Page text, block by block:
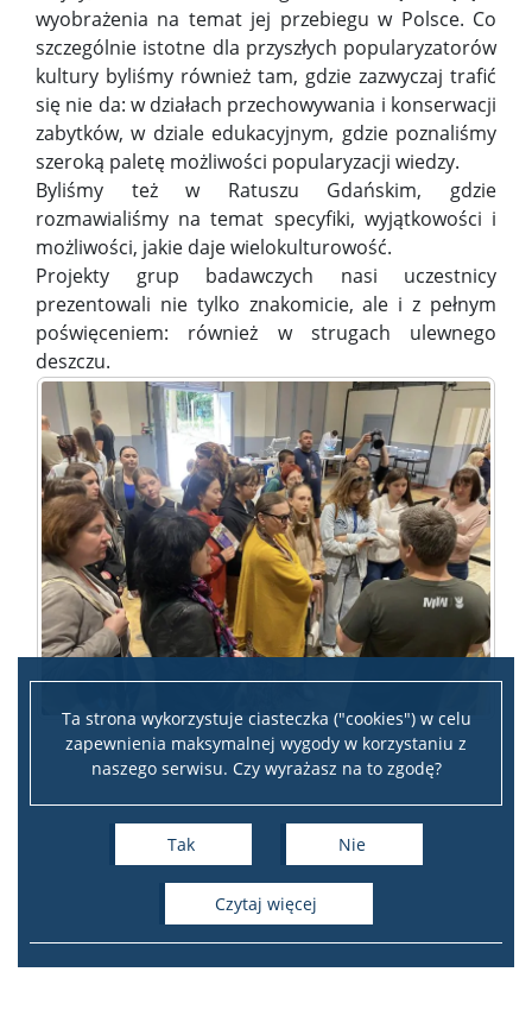
Ta strona wykorzystuje ciasteczka ("cookies") w celu
zapewnienia maksymalnej wygody w korzystaniu z
naszego serwisu. Czy wyrażasz na to zgodę?
Tak Nie
czytaj więcej
wyobrażenia na temat jej przebiegu w Polsce. Co
szczególnie istotne dla przyszłych popularyzatorów
kultury byliśmy również tam, gdzie zazwyczaj trafić
się nie da: w działach przechowywania i konserwacji
zabytków, w dziale edukacyjnym, gdzie poznaliśmy
szeroką paletę możliwości popularyzacji wiedzy.
Byliśmy też w Ratuszu Gdańskim, gdzie
rozmawialiśmy na temat specyfiki, wyjątkowości i
możliwości, jakie daje wielokulturowość.
Projekty grup badawczych nasi uczestnicy
prezentowali nie tylko znakomicie, ale i z pełnym
poświęceniem: również w strugach ulewnego
deszczu.